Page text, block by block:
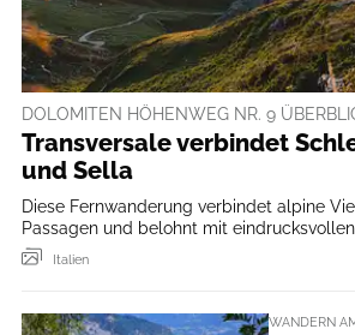
DOLOMITEN HÖHENWEG NR. 9
Transversale verbindet
und Sella
Diese Fernwanderung verbindet alpine
Passagen und belohnt mit
Italien
WANDERN